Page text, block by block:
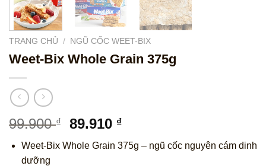
TRANG CHỦ / NGŨ CỐC WEET-BIX
Weet‑Bix Whole Grain 375g
99.900₫
Giá
là:
89.910 ₫Giá
tại
Weet-Bix Whole Grain 375g – ngũ cốc nguyên cám dinh
dưỡng